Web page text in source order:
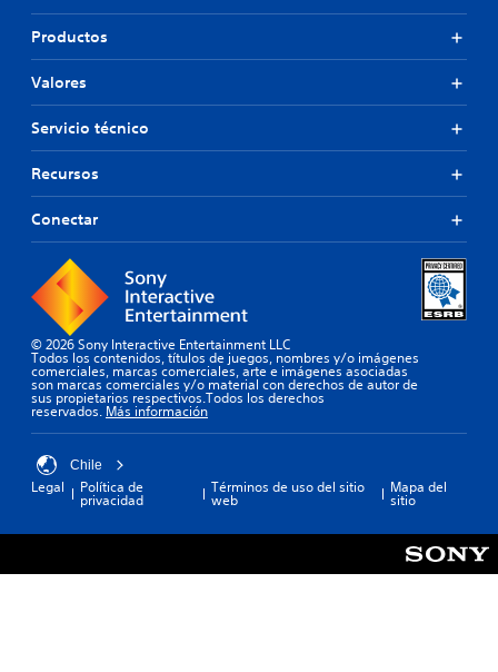
Productos
Valores
Servicio técnico
Recursos
Conectar
© 2026 Sony Interactive Entertainment LLC
Todos los contenidos, títulos de juegos, nombres y/o imágenes
comerciales, marcas comerciales, arte e imágenes asociadas
son marcas comerciales y/o material con derechos de autor de
sus propietarios respectivos.Todos los derechos
reservados. Más información
Chile
Legal Política de
privacidad
Términos de uso del sitio
web
Mapa del
sitio